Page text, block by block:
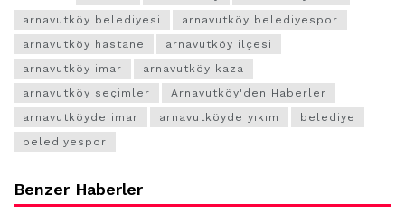
arnavutköy belediyesi
arnavutköy belediyespor
arnavutköy hastane
arnavutköy ilçesi
arnavutköy imar
arnavutköy kaza
arnavutköy seçimler
Arnavutköy'den Haberler
arnavutköyde imar
arnavutköyde yıkım
belediye
belediyespor
Benzer Haberler